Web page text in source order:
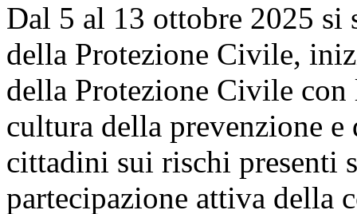
Dal 5 al 13 ottobre 2025 si
della Protezione Civile,
della Protezione Civile
cultura della prevenzione
cittadini sui rischi presenti
partecipazione attiva